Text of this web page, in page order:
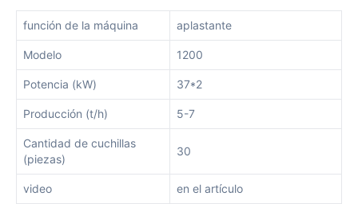
función de la máquina aplastante
Modelo 1200
Potencia (kW) 37*2
Producción (t/h) 5-7
Cantidad de cuchillas
(piezas)
30
video en el artículo